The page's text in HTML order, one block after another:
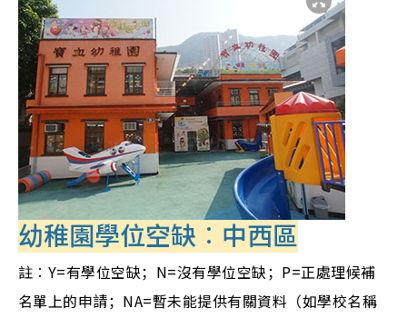
幼稚園學位空缺︰中西區
註︰Y=有學位空缺；N=沒有學位空缺；P=正處理候補
名單上的申請；NA=暫未能提供有關資料（如學校名稱